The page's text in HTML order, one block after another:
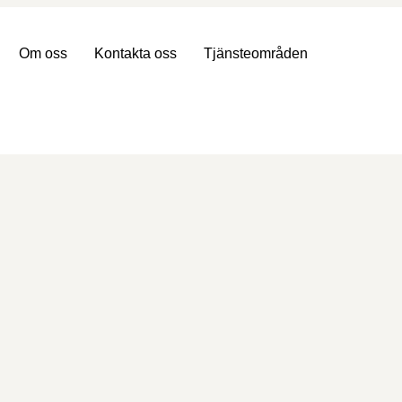
Om oss Kontakta oss Tjänsteområden